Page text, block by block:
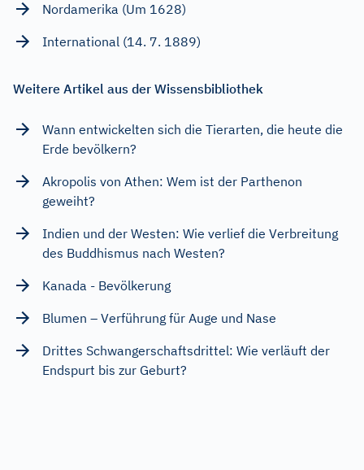
Nordamerika (Um 1628)
International (14. 7. 1889)
Weitere Artikel aus der Wissensbibliothek
Wann entwickelten sich die Tierarten, die heute die
Erde bevölkern?
Akropolis von Athen: Wem ist der Parthenon
geweiht?
Indien und der Westen: Wie verlief die Verbreitung
des Buddhismus nach Westen?
Kanada - Bevölkerung
Blumen – Verführung für Auge und Nase
Drittes Schwangerschaftsdrittel: Wie verläuft der
Endspurt bis zur Geburt?